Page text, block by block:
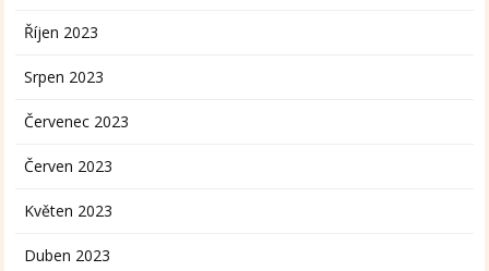
Říjen 2023
Srpen 2023
Červenec 2023
Červen 2023
Květen 2023
Duben 2023